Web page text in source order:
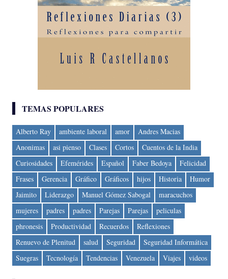
TEMAS POPULARES
Alberto Ray ambiente laboral amor
Andres Macias
Anonimas
asi pienso Clases Cortos
Cuentos de la India
Curiosidades
Efemérides Español Faber Bedoya
Felicidad
Frases
Gerencia Gráfico Gráficos hijos Historia
Humor
Jaimito
Liderazgo Manuel Gómez Sabogal
maracuchos
mujeres
padres padres Parejas Parejas
peliculas
phronesis
Productividad Recuerdos
Reflexiones
Renuevo de Plenitud
salud Seguridad
Seguridad Informática
Suegras
Tecnología Tendencias Venezuela Viajes videos